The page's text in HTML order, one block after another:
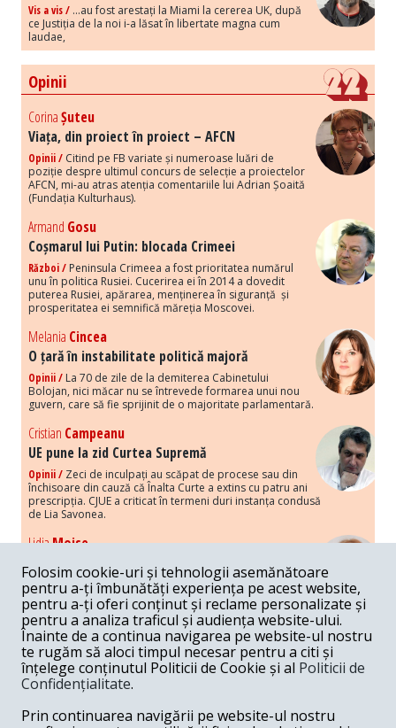
Vis a vis / ...au fost arestați la Miami la cererea UK, după
ce Justiția de la noi i-a lăsat în libertate magna cum
laudae,
Opinii
CorinaȘuteu
Viața, din proiect în proiect – AFCN
Opinii / Citind pe FB variate și numeroase luări de
poziție despre ultimul concurs de selecție a proiectelor
AFCN, mi-au atras atenția comentariile lui Adrian Șoaită
(Fundația Kulturhaus).
Armand Gosu
Coșmarul lui Putin: blocada Crimeei
Război / Peninsula Crimeea a fost prioritatea numărul
unu în politica Rusiei. Cucerirea ei în 2014 a dovedit
puterea Rusiei, apărarea, menținerea în siguranță și
prosperitatea ei semnifică măreția Moscovei.
Melania Cincea
O țară în instabilitate politică majoră
Opinii / La 70 de zile de la demiterea Cabinetului
Bolojan, nici măcar nu se întrevede formarea unui nou
guvern, care să fie sprijinit de o majoritate parlamentară.
Cristian Campeanu
UE pune la zid Curtea Supremă
Opinii / Zeci de inculpați au scăpat de procese sau din
închisoare din cauză că Înalta Curte a extins cu patru ani
prescripția. CJUE a criticat în termeni duri instanța condusă
de Lia Savonea.
LidiaMoise
Costurile economice ale haosului politic
Opinii / Economia nu poate rezista cu retorica falsă a
susținerii intereselor poporului, care, de fapt, ascunde
obsesia menținerii privilegiilor și a averilor unor caste.
Melania Cincea
Noi puseuri de xenofobie din partea românilor
„neaoși”
Periodic, în spațiul public sunt voci care lansează
mesaje xenofobe la adresa câte unui politician care deranjează un
anumit grup politico-mediatic, într-un anumit moment.
Folosim cookie-uri și tehnologii asemănătoare
pentru a-ți îmbunătăți experiența pe acest website,
pentru a-ți oferi conținut și reclame personalizate și
pentru a analiza traficul și audiența website-ului.
Înainte de a continua navigarea pe website-ul nostru
te rugăm să aloci timpul necesar pentru a citi și
înțelege conținutul Politicii de Cookie și al Politicii de
Confidențialitate.
Prin continuarea navigării pe website-ul nostru